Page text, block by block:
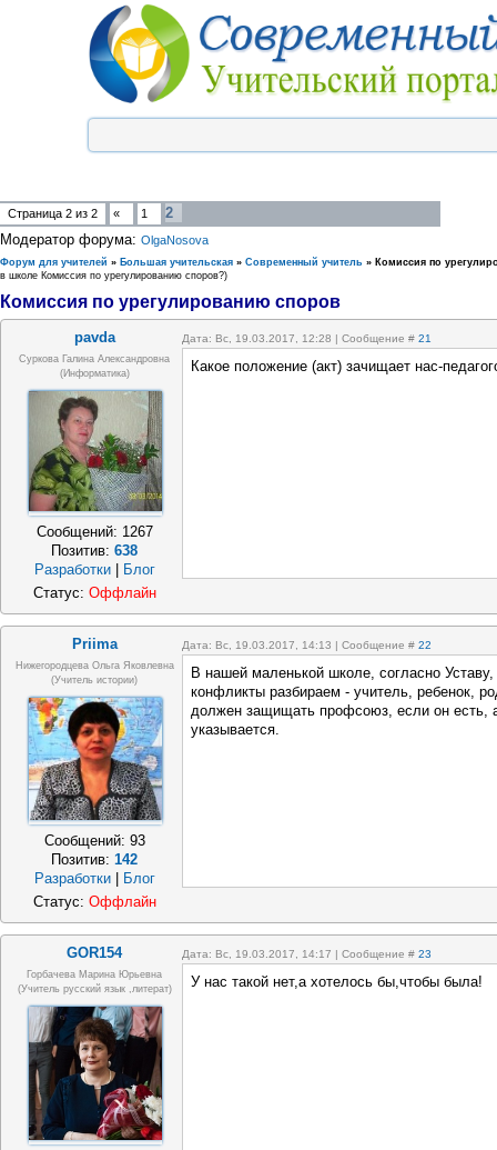
Страница 2 из 2 « 1
2
Модератор форума: OlgaNosova
Форум для учителей » Большая учительская » Современный учитель » Комиссия по
в школе Комиссия по урегулированию споров?)
Комиссия по урегулированию споров
pavda Дата: Вс, 19.03.2017, 12:28 | Сообщение # 21
Суркова Галина Александровна
(информатика)
Сообщений: 1267
Позитив:638
Разработки
Блог
Какое положение (акт) зачищает нас-
Статус: Оффлайн
Priima Дата: Вс, 19.03.2017, 14:13 | Сообщение # 22
Нижегородцева Ольга Яковлевна
(учитель истории)
Сообщений: 93
Позитив:142
Разработки
Блог
В нашей маленькой школе, согласно
конфликты разбираем - учитель, ребенок,
должен защищать профсоюз, если он есть,
указывается.
Статус: Оффлайн
GOR154 Дата: Вс, 19.03.2017, 14:17 | Сообщение # 23
Горбачева Марина Юрьевна
(учитель русский язык ,литерат)
У нас такой нет,а хотелось бы,чтобы была!